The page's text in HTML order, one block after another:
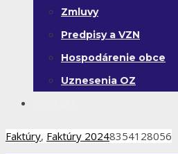
Zmluvy
Predpisy a VZN
Hospodárenie obce
Uznesenia OZ
Faktúry, Faktúry 20248354128056